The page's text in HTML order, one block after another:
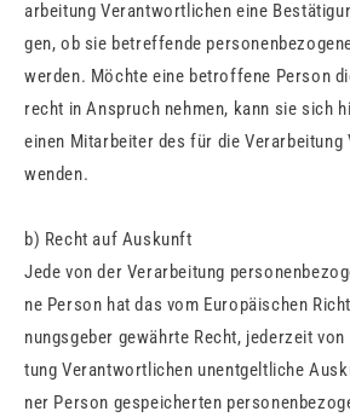
ar­bei­tung Ver­ant­wort­li­chen eine
gen, ob sie be­tref­fen­de
wer­den. Möch­te eine be­trof­fe­ne Per­son
recht in An­spruch neh­men, kann sie sich
einen Mit­ar­bei­ter des für die
wen­den.
b) Recht auf Aus­kunft
Jede von der Ver­ar­bei­tung
ne Per­son hat das vom Eu­ro­päi­schen
nungs­ge­ber ge­währ­te Recht, je­der­zeit
tung Ver­ant­wort­li­chen un­ent­gelt­li­che
ner Per­son ge­spei­cher­ten